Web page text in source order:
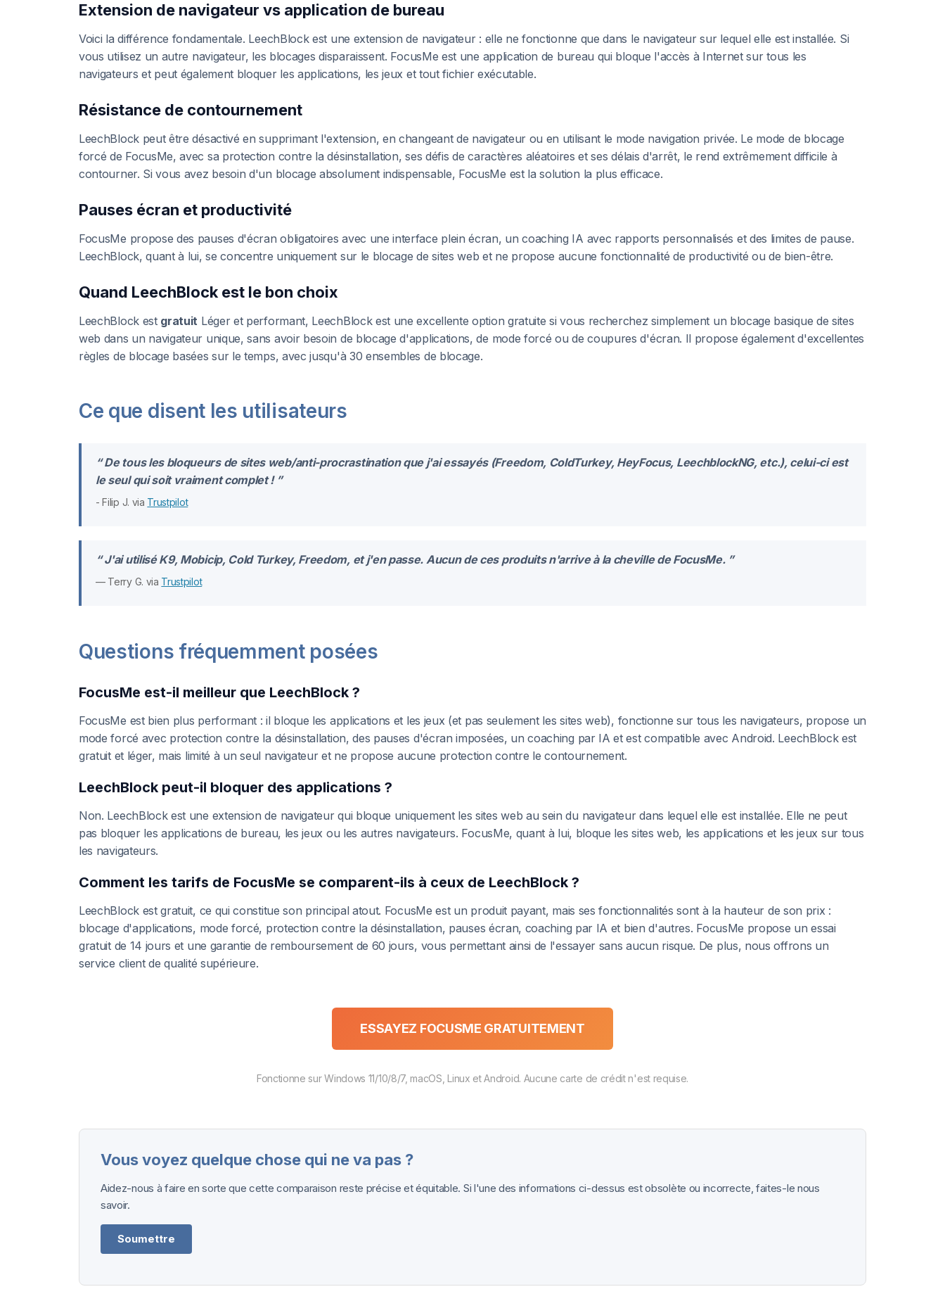
Extension de navigateur vs application de bureau
Voici la différence fondamentale. LeechBlock est une extension de navigateur : elle ne fonctionne que dans le navigateur sur lequel elle est installée. Si
vous utilisez un autre navigateur, les blocages disparaissent. FocusMe est une application de bureau qui bloque l'accès à Internet sur tous les
navigateurs et peut également bloquer les applications, les jeux et tout fichier exécutable.
Résistance de contournement
LeechBlock peut être désactivé en supprimant l'extension, en changeant de navigateur ou en utilisant le mode navigation privée. Le mode de blocage
forcé de FocusMe, avec sa protection contre la désinstallation, ses défis de caractères aléatoires et ses délais d'arrêt, le rend extrêmement difficile à
contourner. Si vous avez besoin d'un blocage absolument indispensable, FocusMe est la solution la plus efficace.
Pauses écran et productivité
FocusMe propose des pauses d'écran obligatoires avec une interface plein écran, un coaching IA avec rapports personnalisés et des limites de pause.
LeechBlock, quant à lui, se concentre uniquement sur le blocage de sites web et ne propose aucune fonctionnalité de productivité ou de bien-être.
Quand LeechBlock est le bon choix
LeechBlock est gratuit Léger et performant, LeechBlock est une excellente option gratuite si vous recherchez simplement un blocage basique de sites
web dans un navigateur unique, sans avoir besoin de blocage d'applications, de mode forcé ou de coupures d'écran. Il propose également d'excellentes
règles de blocage basées sur le temps, avec jusqu'à 30 ensembles de blocage.
Ce que disent les utilisateurs
“ De tous les bloqueurs de sites web/anti-procrastination que j'ai essayés (Freedom, ColdTurkey, HeyFocus, LeechblockNG, etc.), celui-ci est
le seul qui soit vraiment complet ! ”
- Filip J. via Trustpilot
“ J'ai utilisé K9, Mobicip, Cold Turkey, Freedom, et j'en passe. Aucun de ces produits n'arrive à la cheville de FocusMe. ”
— Terry G. via Trustpilot
Questions fréquemment posées
FocusMe est-il meilleur que LeechBlock ?
FocusMe est bien plus performant : il bloque les applications et les jeux (et pas seulement les sites web), fonctionne sur tous les navigateurs, propose un
mode forcé avec protection contre la désinstallation, des pauses d'écran imposées, un coaching par IA et est compatible avec Android. LeechBlock est
gratuit et léger, mais limité à un seul navigateur et ne propose aucune protection contre le contournement.
LeechBlock peut-il bloquer des applications ?
Non. LeechBlock est une extension de navigateur qui bloque uniquement les sites web au sein du navigateur dans lequel elle est installée. Elle ne peut
pas bloquer les applications de bureau, les jeux ou les autres navigateurs. FocusMe, quant à lui, bloque les sites web, les applications et les jeux sur tous
les navigateurs.
Comment les tarifs de FocusMe se comparent-ils à ceux de LeechBlock ?
LeechBlock est gratuit, ce qui constitue son principal atout. FocusMe est un produit payant, mais ses fonctionnalités sont à la hauteur de son prix :
blocage d'applications, mode forcé, protection contre la désinstallation, pauses écran, coaching par IA et bien d'autres. FocusMe propose un essai
gratuit de 14 jours et une garantie de remboursement de 60 jours, vous permettant ainsi de l'essayer sans aucun risque. De plus, nous offrons un
service client de qualité supérieure.
ESSAYEZ FOCUSME GRATUITEMENT
Fonctionne sur Windows 11/10/8/7, macOS, Linux et Android. Aucune carte de crédit n'est requise.
Vous voyez quelque chose qui ne va pas ?
Aidez-nous à faire en sorte que cette comparaison reste précise et équitable. Si l'une des informations ci-dessus est obsolète ou incorrecte, faites-le nous
savoir.
Soumettre